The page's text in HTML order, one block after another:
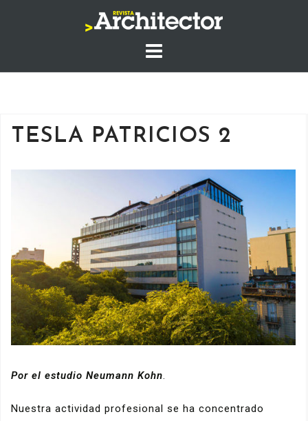
TESLA PATRICIOS 2
Por el estudio Neumann Kohn.
Nuestra actividad profesional se ha concentrado